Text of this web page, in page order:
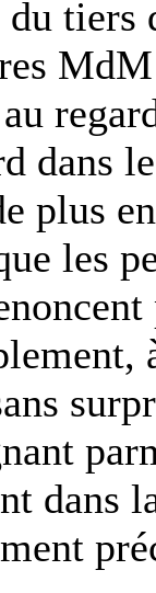
du tiers
dans
plus
les
dans